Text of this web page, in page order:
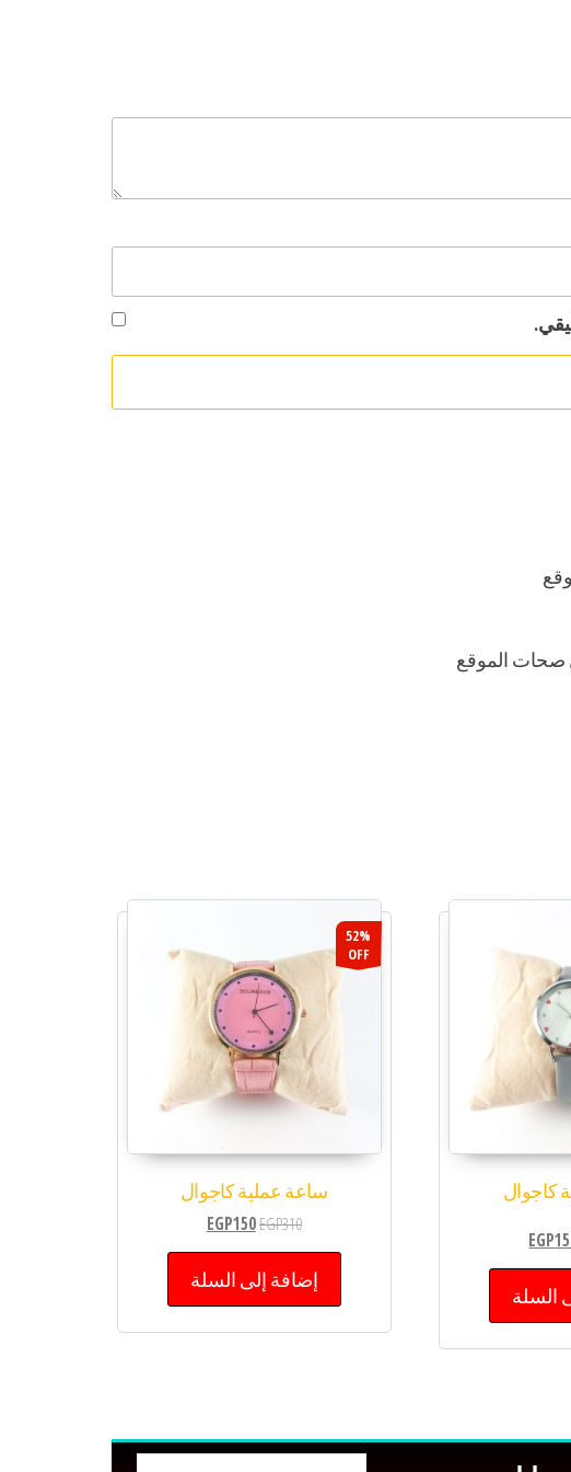
صحات الموقع
كاجوال
EGP
السلة
52%
OFF
ساعة عملية كاجوال
EGP310
EGP150
إضافة إلى السلة